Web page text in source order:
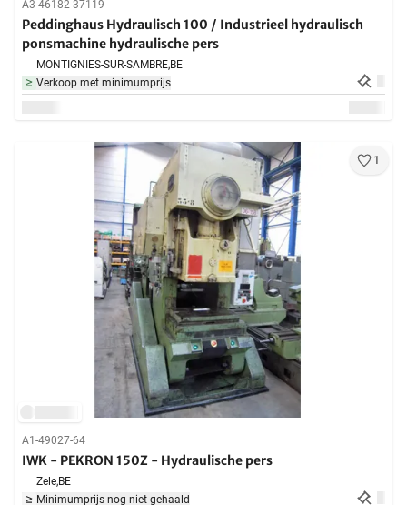
A3-46182-37119
Peddinghaus Hydraulisch 100 / Industrieel hydraulisch
ponsmachine hydraulische pers
MONTIGNIES-SUR-SAMBRE,BE
Verkoop met minimumprijs
1
A1-49027-64
IWK - PEKRON 150Z - Hydraulische pers
Zele,BE
Minimumprijs nog niet gehaald